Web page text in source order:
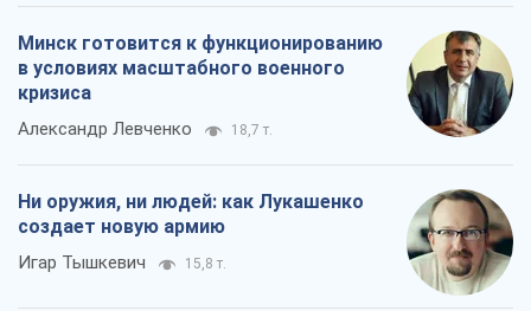
Минск готовится к функционированию
в условиях масштабного военного
кризиса
Александр Левченко 18,7 т.
Ни оружия, ни людей: как Лукашенко
создает новую армию
Игар Тышкевич 15,8 т.